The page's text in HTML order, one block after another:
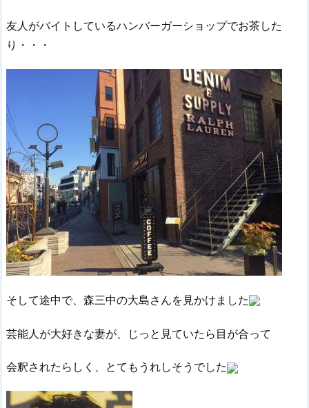
友人がバイトしているハンバーガーショップでお茶した
り・・・
そして途中で、森三中の大島さんを見かけました
芸能人が大好きな妻が、じっと見ていたら目が合って
会釈されたらしく、とてもうれしそうでした